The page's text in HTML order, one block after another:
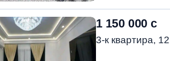
1 150 000 с
3-к квартира,